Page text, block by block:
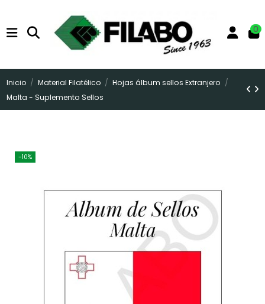
0
Inicio Material Filatélico
Hojas álbum sellos Extranjero
Malta - Suplemento Sellos
-10%